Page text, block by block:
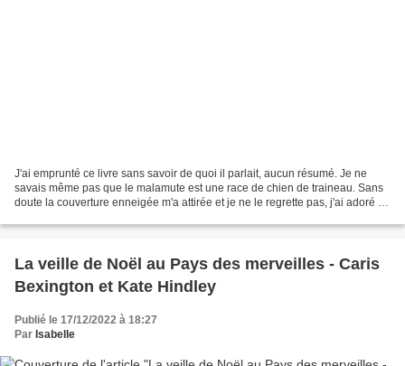
J'ai emprunté ce livre sans savoir de quoi il parlait, aucun résumé. Je ne
savais même pas que le malamute est une race de chien de traineau. Sans
doute la couverture enneigée m'a attirée et je ne le regrette pas, j'ai adoré ce
La veille de Noël au Pays des merveilles - Caris
Bexington et Kate Hindley
Publié le 17/12/2022 à 18:27
Par Isabelle